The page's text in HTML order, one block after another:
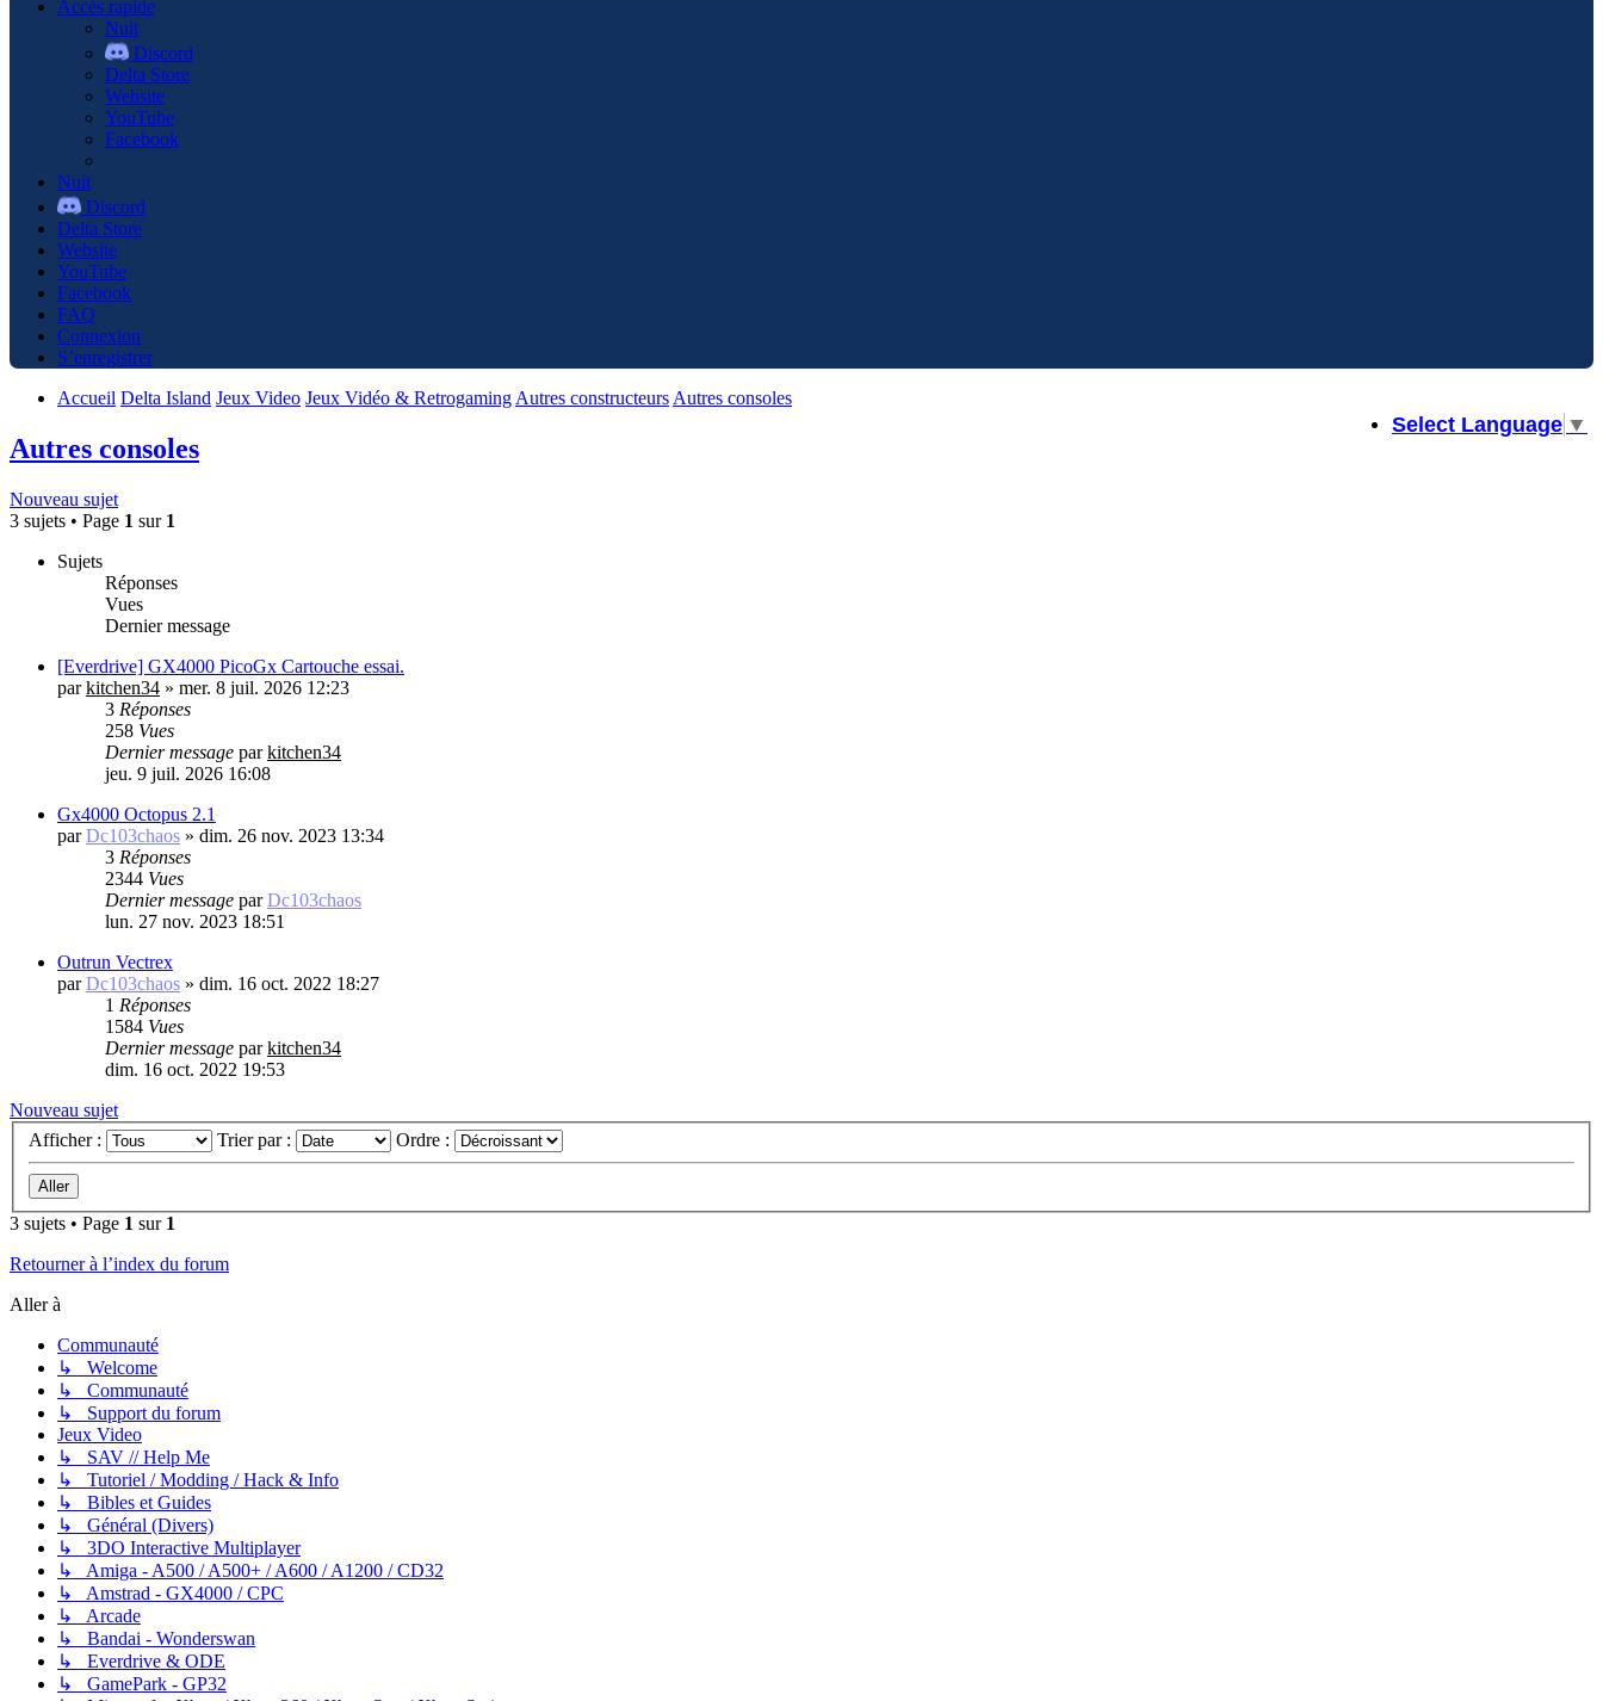
Accès rapide
Nuit
Discord
Delta Store
Website
YouTube
Facebook
Nuit
Discord
Delta Store
Website
YouTube
Facebook
FAQ
Connexion
S’enregistrer
Accueil Delta Island Jeux Video Jeux Vidéo & Retrogaming Autres constructeurs Autres consoles
Select Language ▼
Autres consoles
Nouveau sujet
3 sujets • Page 1 sur 1
Sujets
Réponses
Vues
Dernier message
[Everdrive] GX4000 PicoGx Cartouche essai.
parkitchen34 » mer. 8 juil. 2026 12:23
3 Réponses
258 Vues
Dernier message parkitchen34
jeu. 9 juil. 2026 16:08
Gx4000 Octopus 2.1
parDc103chaos » dim. 26 nov. 2023 13:34
3 Réponses
2344 Vues
Dernier message parDc103chaos
lun. 27 nov. 2023 18:51
Outrun Vectrex
parDc103chaos » dim. 16 oct. 2022 18:27
1 Réponses
1584 Vues
Dernier message parkitchen34
dim. 16 oct. 2022 19:53
Nouveau sujet
Afficher :
Trier par : Ordre :
3 sujets • Page 1 sur 1
Retourner à l’index du forum
Aller à
Communauté
↳ Welcome
↳ Communauté
↳ Support du forum
Jeux Video
↳ SAV // Help Me
↳ Tutoriel / Modding / Hack & Info
↳ Bibles et Guides
↳ Général (Divers)
↳ 3DO Interactive Multiplayer
↳ Amiga - A500 / A500+ / A600 / A1200 / CD32
↳ Amstrad - GX4000 / CPC
↳ Arcade
↳ Bandai - Wonderswan
↳ Everdrive & ODE
↳ GamePark - GP32